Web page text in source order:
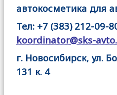
автокосметика для
Тел: +7 (383) 212-09-
koordinator@sks-
г. Новосибирск, ул.
131 к. 4